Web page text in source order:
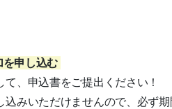
を申し込む
、申込書をご提出ください！
みいただけませんので、必ず期